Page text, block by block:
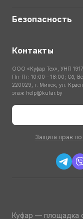
Безопасность
Контакты
ООО «Куфар Тех», УНП
Пн-Пт: 10:00 – 18:00; Сб,
220029, г. Минск, ул.
этаж help@kufar.by
Защита прав
Куфар — площадка